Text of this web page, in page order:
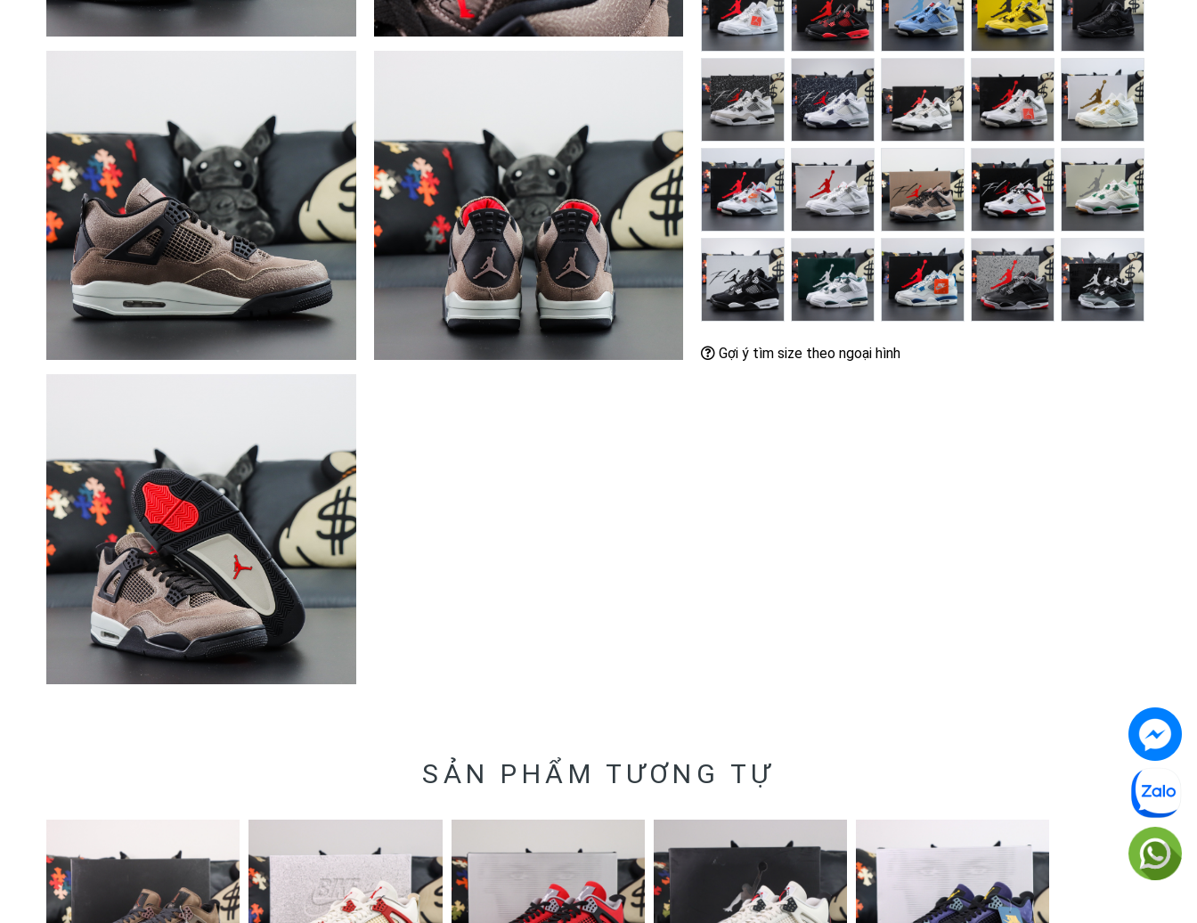
Gợi ý tìm size theo ngoại hình
SẢN PHẨM TƯƠNG TỰ